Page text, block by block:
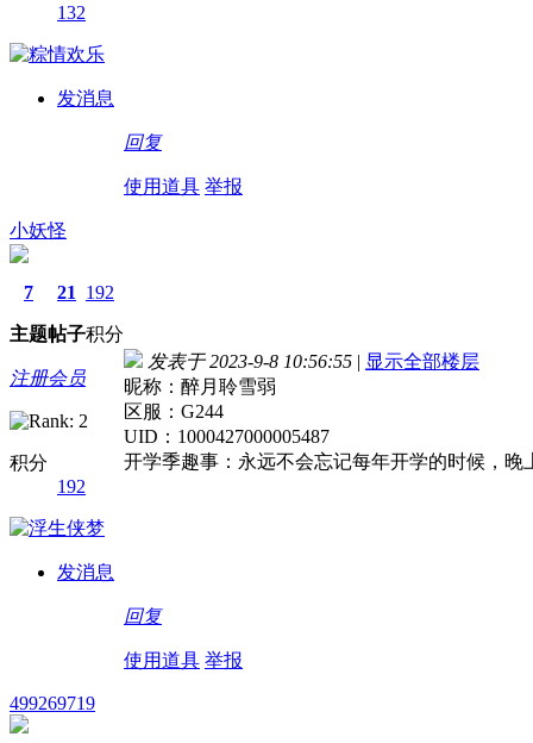
132
发消息
回复
使用道具 举报
小妖怪
7
主题
21
帖子
192
积分
注册会员
积分
192
发消息
发表于 2023-9-8 10:56:55 | 显示全部楼层
昵称：醉月聆雪弱
区服：G244
UID：1000427000005487
开学季趣事：永远不会忘记每年开学的时候，
回复
使用道具 举报
499269719